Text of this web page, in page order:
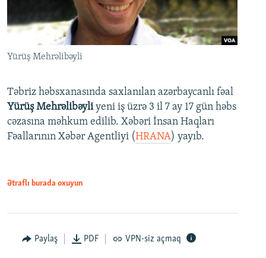
Yürüş Mehrəlibəyli
Təbriz həbsxanasında saxlanılan azərbaycanlı fəal
Yürüş Mehrəlibəyliyeni iş üzrə 3 il 7 ay 17 gün həbs
cəzasına məhkum edilib. Xəbəri İnsan Haqları
Fəallarının Xəbər Agentliyi (HRANA) yayıb.
Ətraflı burada oxuyun
Paylaş PDF VPN-siz açmaq